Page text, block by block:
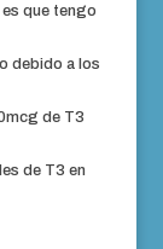
que tengo
debido a los
de T3
de T3 en